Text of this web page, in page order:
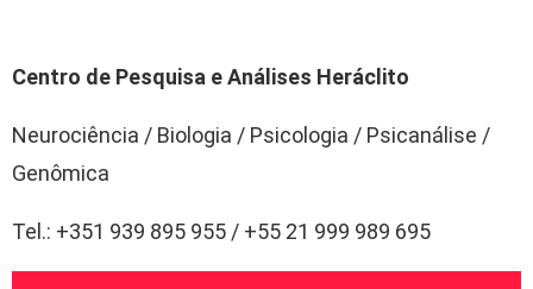
Centro de Pesquisa e Análises Heráclito
Neurociência / Biologia / Psicologia / Psicanálise /
Genômica
Tel.: +351 939 895 955 / +55 21 999 989 695